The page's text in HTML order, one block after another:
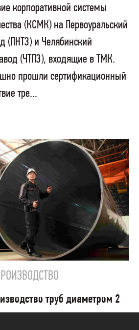
корпоративной системы
(КСМК) на Первоуральский
(ПНТЗ) и Челябинский
(ЧТПЗ), входящие в ТМК.
прошли сертификационный
тре...
труб диаметром 2